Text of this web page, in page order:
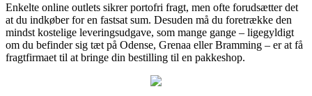
Enkelte online outlets sikrer portofri fragt, men ofte forudsætter det
at du indkøber for en fastsat sum. Desuden må du foretrække den
mindst kostelige leveringsudgave, som mange gange – ligegyldigt
om du befinder sig tæt på Odense, Grenaa eller Bramming – er at få
fragtfirmaet til at bringe din bestilling til en pakkeshop.